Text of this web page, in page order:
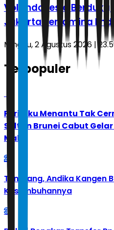
Voli Indonesia Berduka,
Jakarta Pertamina
Minggu, 2 Agustus 2026 |
Terpopuler
Perilaku Menantu Tak
Sultan Brunei Cabut
Malik
2
Tumbang, Andika Kangen
Kesembuhannya
3